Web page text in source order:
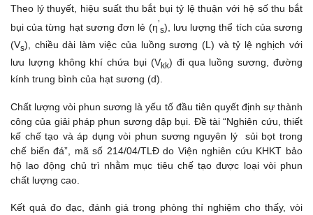
Theo lý thuyết, hiệu suất thu bắt bụi tỷ lệ thuận với hệ số thu bắt
bụi của từng hạt sương đơn lẻ (η’
s), lưu lượng thể tích của sương
(Vs), chiều dài làm việc của luồng sương (L) và tỷ lệ nghịch với
lưu lượng không khí chứa bụi (Vkk) đi qua luồng sương, đường
kính trung bình của hạt sương (d).
Chất lượng vòi phun sương là yếu tố đầu tiên quyết định sự thành
công của giải pháp phun sương dập bụi. Đề tài “Nghiên cứu, thiết
kế chế tạo và áp dụng vòi phun sương nguyên lý sủi bọt trong
chế biến đá”, mã số 214/04/TLĐ do Viện nghiên cứu KHKT bảo
hộ lao động chủ trì nhằm mục tiêu chế tạo được loại vòi phun
chất lượng cao.
Kết quả đo đạc, đánh giá trong phòng thí nghiệm cho thấy, vòi